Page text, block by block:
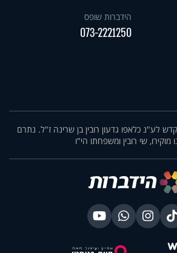
הידברות שופס
073-2221250
לע"נ כלאפו גדעון רובין בן שרינה ז"ל. נתרם
מוקירו, שי רובין ומשפחתו הי"ו